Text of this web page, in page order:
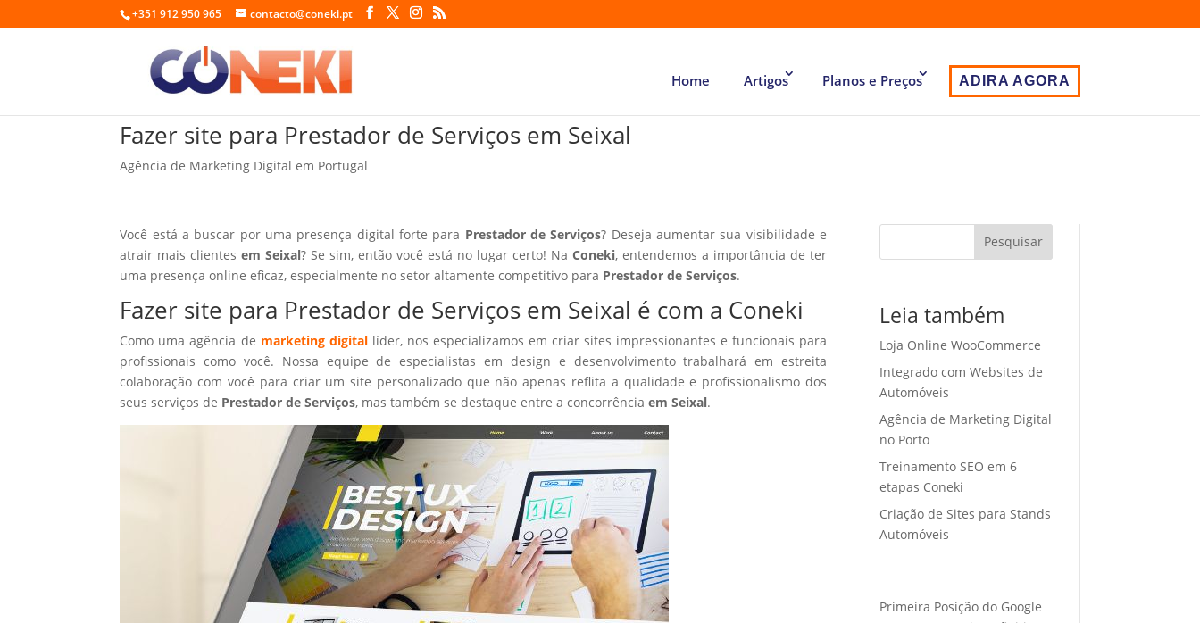
+351 912 950 965 contacto@coneki.pt
Home Artigos Planos e Preços ADIRA AGORA
Fazer site para Prestador de Serviços em Seixal
Agência de Marketing Digital em Portugal
Você está a buscar por uma presença digital forte para Prestador de Serviços? Deseja aumentar sua visibilidade e
atrair mais clientesem Seixal? Se sim, então você está no lugar certo! NaConeki, entendemos a importância de ter
uma presença online eficaz, especialmente no setor altamente competitivo para Prestador de Serviços.
Fazer site para Prestador de Serviços em Seixal é com a Coneki
Como uma agência de marketing digitallíder, nos especializamos em criar sites impressionantes e funcionais para
profissionais como você. Nossa equipe de especialistas em design e desenvolvimento trabalhará em estreita
colaboração com você para criar um site personalizado que não apenas reflita a qualidade e profissionalismo dos
seus serviços de Prestador de Serviços, mas também se destaque entre a concorrênciaem Seixal.
Pesquisar
Leia também
Loja Online WooCommerce
Integrado com Websites de
Automóveis
Agência de Marketing Digital
no Porto
Treinamento SEO em 6
etapas Coneki
Criação de Sites para Stands
Automóveis
Primeira Posição do Google